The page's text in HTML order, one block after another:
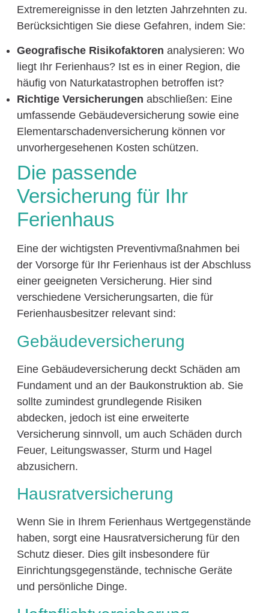
Extremereignisse in den letzten Jahrzehnten zu.
Berücksichtigen Sie diese Gefahren, indem Sie:
Geografische Risikofaktoren analysieren: Wo
liegt Ihr Ferienhaus? Ist es in einer Region, die
häufig von Naturkatastrophen betroffen ist?
Richtige Versicherungen abschließen: Eine
umfassende Gebäudeversicherung sowie eine
Elementarschadenversicherung können vor
unvorhergesehenen Kosten schützen.
Die passende
Versicherung für Ihr
Ferienhaus
Eine der wichtigsten Preventivmaßnahmen bei
der Vorsorge für Ihr Ferienhaus ist der Abschluss
einer geeigneten Versicherung. Hier sind
verschiedene Versicherungsarten, die für
Ferienhausbesitzer relevant sind:
Gebäudeversicherung
Eine Gebäudeversicherung deckt Schäden am
Fundament und an der Baukonstruktion ab. Sie
sollte zumindest grundlegende Risiken
abdecken, jedoch ist eine erweiterte
Versicherung sinnvoll, um auch Schäden durch
Feuer, Leitungswasser, Sturm und Hagel
abzusichern.
Hausratversicherung
Wenn Sie in Ihrem Ferienhaus Wertgegenstände
haben, sorgt eine Hausratversicherung für den
Schutz dieser. Dies gilt insbesondere für
Einrichtungsgegenstände, technische Geräte
und persönliche Dinge.